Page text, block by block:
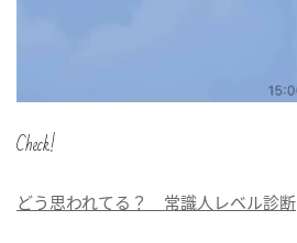
Check!
どう思われてる？ 常識人レベル診断